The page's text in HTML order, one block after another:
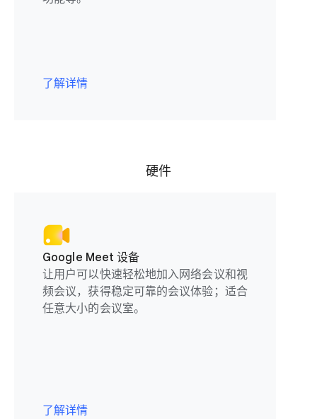
了解详情
硬件
Google Meet 设备
让用户可以快速轻松地加入网络会议和视
频会议，获得稳定可靠的会议体验；适合
任意大小的会议室。
了解详情